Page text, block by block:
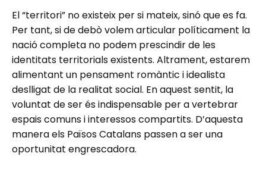
El “territori” no existeix per si mateix, sinó que es fa.
Per tant, si de debò volem articular políticament la
nació completa no podem prescindir de les
identitats territorials existents. Altrament, estarem
alimentant un pensament romàntic i idealista
deslligat de la realitat social. En aquest sentit, la
voluntat de ser és indispensable per a vertebrar
espais comuns i interessos compartits. D’aquesta
manera els Països Catalans passen a ser una
oportunitat engrescadora.